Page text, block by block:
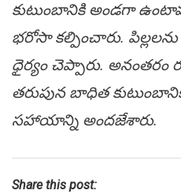
కుటుంబానికి అండ‌గా
భ‌రోసా క‌ల్పించారు.
ధైర్యం చెప్పారు. అనంత‌రం
తరుపున బాధిత కుటుంబానికి
స‌హాయాన్ని అంద‌జేశారు.
Share this post: